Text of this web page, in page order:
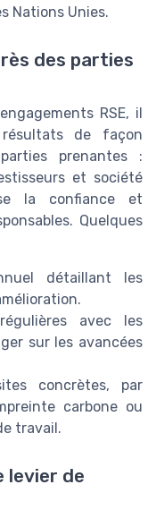
Nations Unies.
des parties
RSE, il
de façon
prenantes :
et société
la confiance et
Quelques
détaillant les
avec les
sur les avancées
concrètes, par
carbone ou
travail.
levier de